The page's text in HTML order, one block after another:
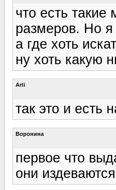
что есть такие
размеров. Но
а где хоть
ну хоть какую
Arti
так это и есть
Воронина
первое что
они